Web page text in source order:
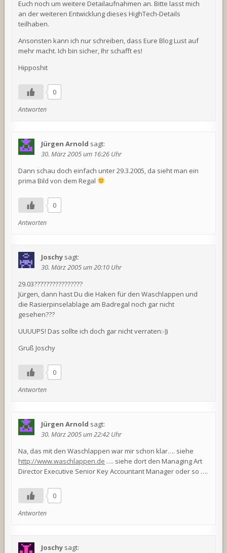
Euch noch um weitere Detailaufnahmen an. Bitte lasst mich
an der weiteren Entwicklung dieses HighTech-Details
teilhaben.
Ansonsten kann ich nur schreiben, dass Eure Blog Lust auf
mehr macht. Ich bin sicher, Ihr schafft es!
Hipposhit
0
Antworten
Jürgen Arnold sagt:
30. März 2005 um 16:26 Uhr
Dann schau doch einfach unter 29.3.2005, da sieht man ein
prima Bild von dem Regal
0
Antworten
Joschy sagt:
30. März 2005 um 20:10 Uhr
29.03????????????????
Jürgen, dann hast Du die Haken für den Waschlappen und
die Rasierpinselablage am Badregal noch gar nicht
gesehen???
UUUUPS! Das sollte ich doch gar nicht verraten:-))
Gruß Joschy
0
Antworten
Jürgen Arnold sagt:
30. März 2005 um 22:42 Uhr
Na, das mit den Waschlappen war mir schon klar…. siehe
http://www.waschlappen.de …. siehe dort den Managing Art
Director Executive Senior Key Accountant Manager oder so ….
0
Antworten
Joschy sagt: